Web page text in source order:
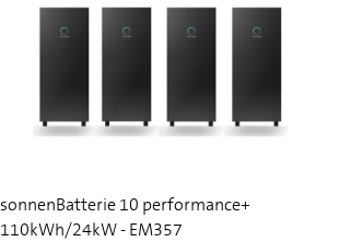
sonnenBatterie 10 performance+
110kWh/24kW - EM357